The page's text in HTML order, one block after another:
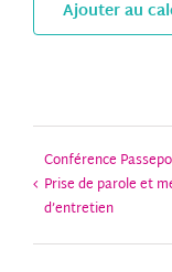
Ajouter au
Conférence
Prise de parole et
d’entretien